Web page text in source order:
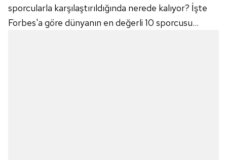
sporcularla karşılaştırıldığında nerede kalıyor? İşte
Forbes'a göre dünyanın en değerli 10 sporcusu...